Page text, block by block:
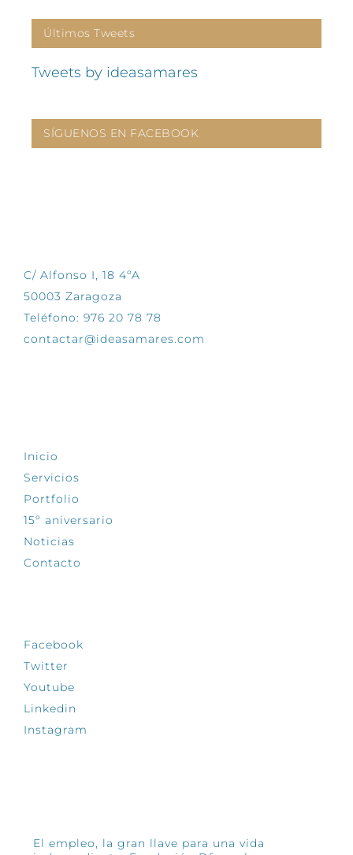
Últimos Tweets
Tweets by ideasamares
SÍGUENOS EN FACEBOOK
C/ Alfonso I, 18 4ºA
50003 Zaragoza
Teléfono: 976 20 78 78
contactar@ideasamares.com
Inicio
Servicios
Portfolio
15º aniversario
Noticias
Contacto
Facebook
Twitter
Youtube
Linkedin
Instagram
El empleo, la gran llave para una vida